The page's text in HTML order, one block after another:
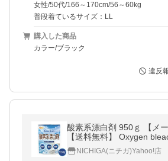
女性/50代/166～170cm/56～60kg
普段着ているサイズ：LL
購入した商品
カラー/ブラック
違反
酸素系漂白剤 950ｇ 【メー
【送料無料】 Oxygen
ウム 100%) 洗濯槽クリー
[01] NICHIGA(ニチガ)
NICHIGA(ニチガ)Yahoo!店